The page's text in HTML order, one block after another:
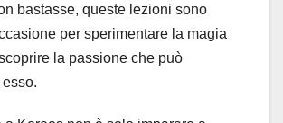
bastasse, queste lezioni sono
per sperimentare la magia
la passione che può